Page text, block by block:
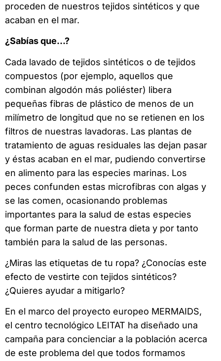
proceden de nuestros tejidos sintéticos y que
acaban en el mar.
¿Sabías que…?
Cada lavado de tejidos sintéticos o de tejidos
compuestos (por ejemplo, aquellos que
combinan algodón más poliéster) libera
pequeñas fibras de plástico de menos de un
milímetro de longitud que no se retienen en los
filtros de nuestras lavadoras. Las plantas de
tratamiento de aguas residuales las dejan pasar
y éstas acaban en el mar, pudiendo convertirse
en alimento para las especies marinas. Los
peces confunden estas microfibras con algas y
se las comen, ocasionando problemas
importantes para la salud de estas especies
que forman parte de nuestra dieta y por tanto
también para la salud de las personas.
¿Miras las etiquetas de tu ropa? ¿Conocías este
efecto de vestirte con tejidos sintéticos?
¿Quieres ayudar a mitigarlo?
En el marco del proyecto europeo MERMAIDS,
el centro tecnológico LEITAT ha diseñado una
campaña para concienciar a la población acerca
de este problema del que todos formamos